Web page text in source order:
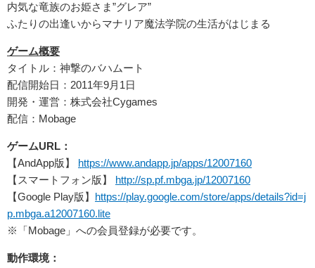
内気な竜族のお姫さま”グレア”
ふたりの出逢いからマナリア魔法学院の生活がはじまる
ゲーム概要
タイトル：神撃のバハムート
配信開始日：2011年9月1日
開発・運営：株式会社Cygames
配信：Mobage
ゲームURL：
【AndApp版】 https://www.andapp.jp/apps/12007160
【スマートフォン版】 http://sp.pf.mbga.jp/12007160
【Google Play版】 https://play.google.com/store/apps/details?id=j
p.mbga.a12007160.lite
※「Mobage」への会員登録が必要です。
動作環境：